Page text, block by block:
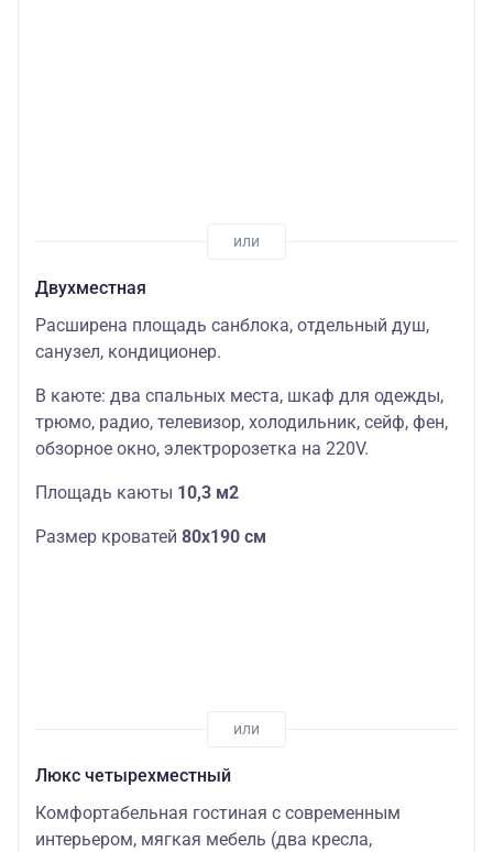
Двухместная
Расширена площадь санблока, отдельный душ,
санузел, кондиционер.
В каюте: два спальных места, шкаф для одежды,
трюмо, радио, телевизор, холодильник, сейф, фен,
обзорное окно, электророзетка на 220V.
Площадь каюты 10,3 м2
Размер кроватей 80х190 см
Люкс четырехместный
Комфортабельная гостиная с современным
интерьером, мягкая мебель (два кресла,